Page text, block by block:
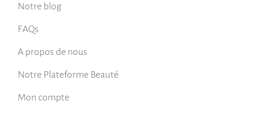
Notre blog
FAQs
A propos de nous
Notre Plateforme Beauté
Mon compte